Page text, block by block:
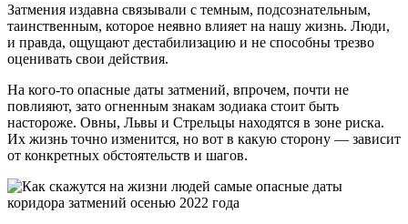
Затмения издавна связывали с темным, подсознательным,
таинственным, которое неявно влияет на нашу жизнь. Люди,
и правда, ощущают дестабилизацию и не способны трезво
оценивать свои действия.
На кого-то опасные даты затмений, впрочем, почти не
повлияют, зато огненным знакам зодиака стоит быть
настороже. Овны, Львы и Стрельцы находятся в зоне риска.
Их жизнь точно изменится, но вот в какую сторону — зависит
от конкретных обстоятельств и шагов.